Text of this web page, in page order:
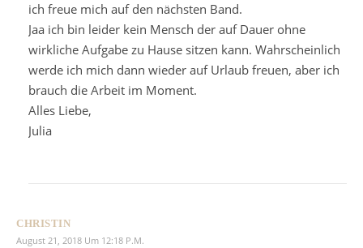
ich freue mich auf den nächsten Band.
Jaa ich bin leider kein Mensch der auf Dauer ohne
wirkliche Aufgabe zu Hause sitzen kann. Wahrscheinlich
werde ich mich dann wieder auf Urlaub freuen, aber ich
brauch die Arbeit im Moment.
Alles Liebe,
Julia
CHRISTIN
August 21, 2018 Um 12:18 P.m.